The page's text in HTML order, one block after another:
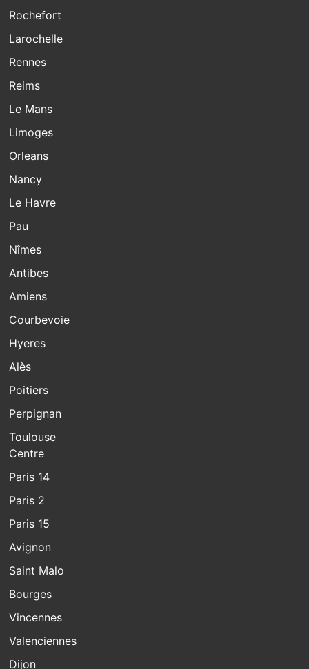
Rochefort
Larochelle
Rennes
Reims
Le Mans
Limoges
Orleans
Nancy
Le Havre
Pau
Nîmes
Antibes
Amiens
Courbevoie
Hyeres
Alès
Poitiers
Perpignan
Toulouse
Centre
Paris 14
Paris 2
Paris 15
Avignon
Saint Malo
Bourges
Vincennes
Valenciennes
Dijon